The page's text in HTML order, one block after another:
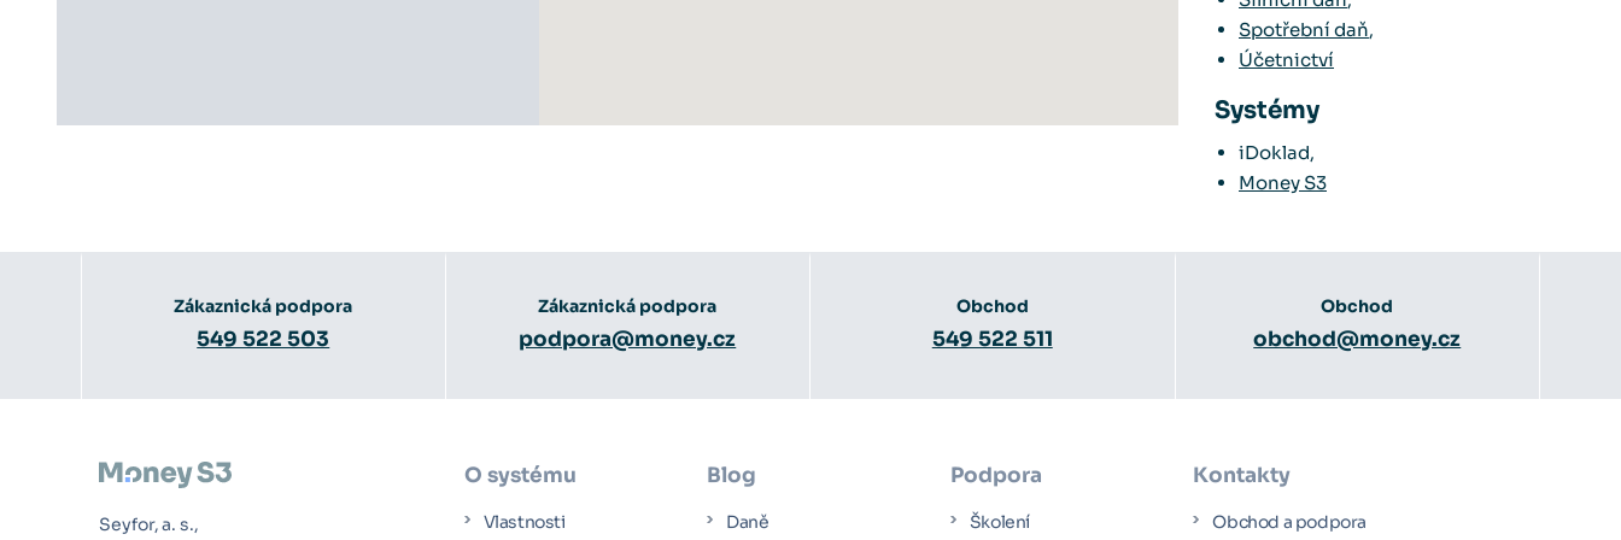
Spotřební daň,
Účetnictví
Systémy
iDoklad,
Money S3
Zákaznická podpora
549 522 503
Zákaznická podpora
podpora@money.cz
Obchod
549 522 511
Obchod
obchod@money.cz
Seyfor, a. s.,
O systému
Vlastnosti
Blog
Daně
Podpora
Školení
Kontakty
Obchod a podpora